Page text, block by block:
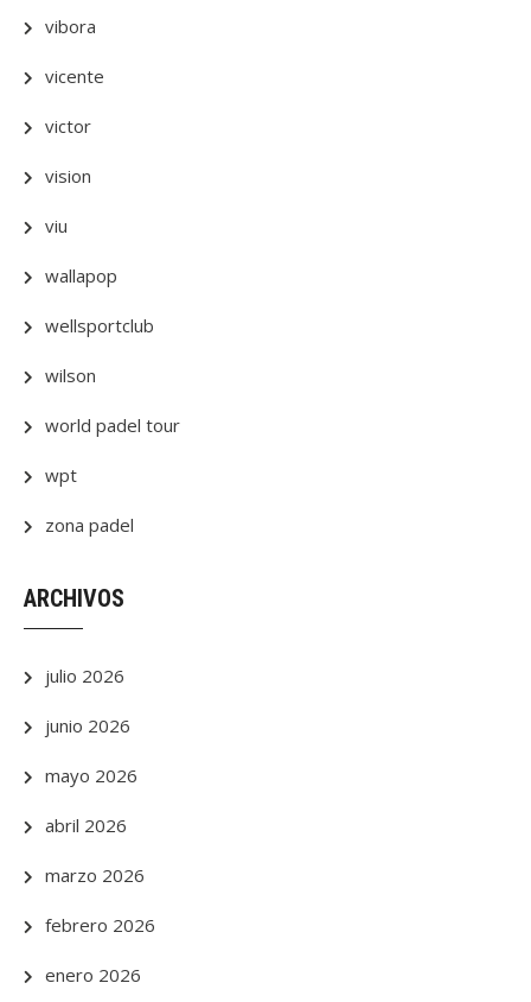
vibora
vicente
victor
vision
viu
wallapop
wellsportclub
wilson
world padel tour
wpt
zona padel
ARCHIVOS
julio 2026
junio 2026
mayo 2026
abril 2026
marzo 2026
febrero 2026
enero 2026